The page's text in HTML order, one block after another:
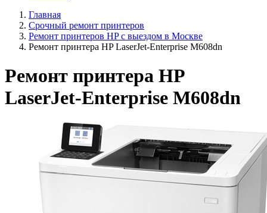
Главная
Срочный ремонт принтеров
Ремонт принтеров HP с выездом в Москве
Ремонт принтера HP LaserJet-Enterprise M608dn
Ремонт принтера HP
LaserJet-Enterprise M608dn